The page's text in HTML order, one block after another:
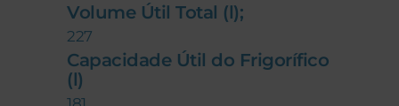
Volume Útil Total (l);
227
Capacidade Útil do Frigorífico
(l)